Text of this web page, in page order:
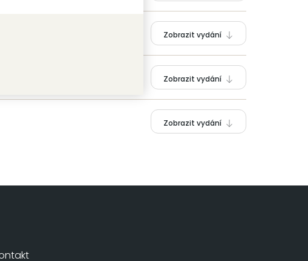
Zobrazit vydání
Zobrazit vydání
Zobrazit vydání